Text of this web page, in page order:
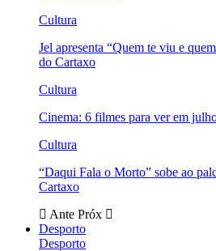
Cultura
Jel apresenta “Quem te viu e
do Cartaxo
Cultura
Cinema: 6 filmes para ver em
Cultura
“Daqui Fala o Morto” sobe ao
Cartaxo
Ante Próx
Desporto
Desporto